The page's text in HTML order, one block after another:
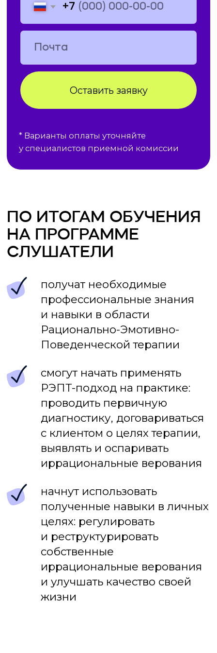
ПРЕПОДАВАТЕЛЬ
Анна Яцун
Лидер программы
консультант в Центре РЭПТ-терапии.
Окончила Уральский Федеральный
Университет в Екатеринбурге.
в «Мастерской психологического
консультирования» в Санкт-Петербурге
в области РЭПТ. Специалист
консультациям.